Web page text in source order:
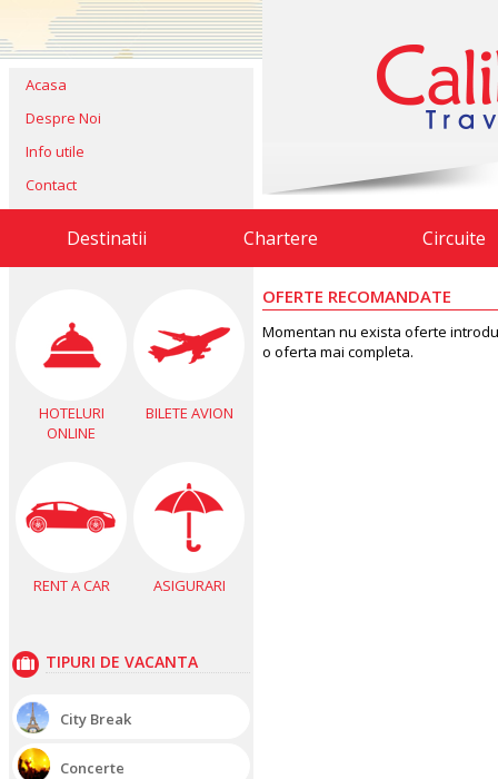
Acasa
Despre Noi
Info utile
Contact
Destinatii Chartere Circuite
HOTELURI
ONLINE
BILETE AVION
RENT A CAR ASIGURARI
TIPURI DE VACANTA
City Break
Concerte
OFERTE RECOMANDATE
Momentan nu exista oferte
o oferta mai completa.